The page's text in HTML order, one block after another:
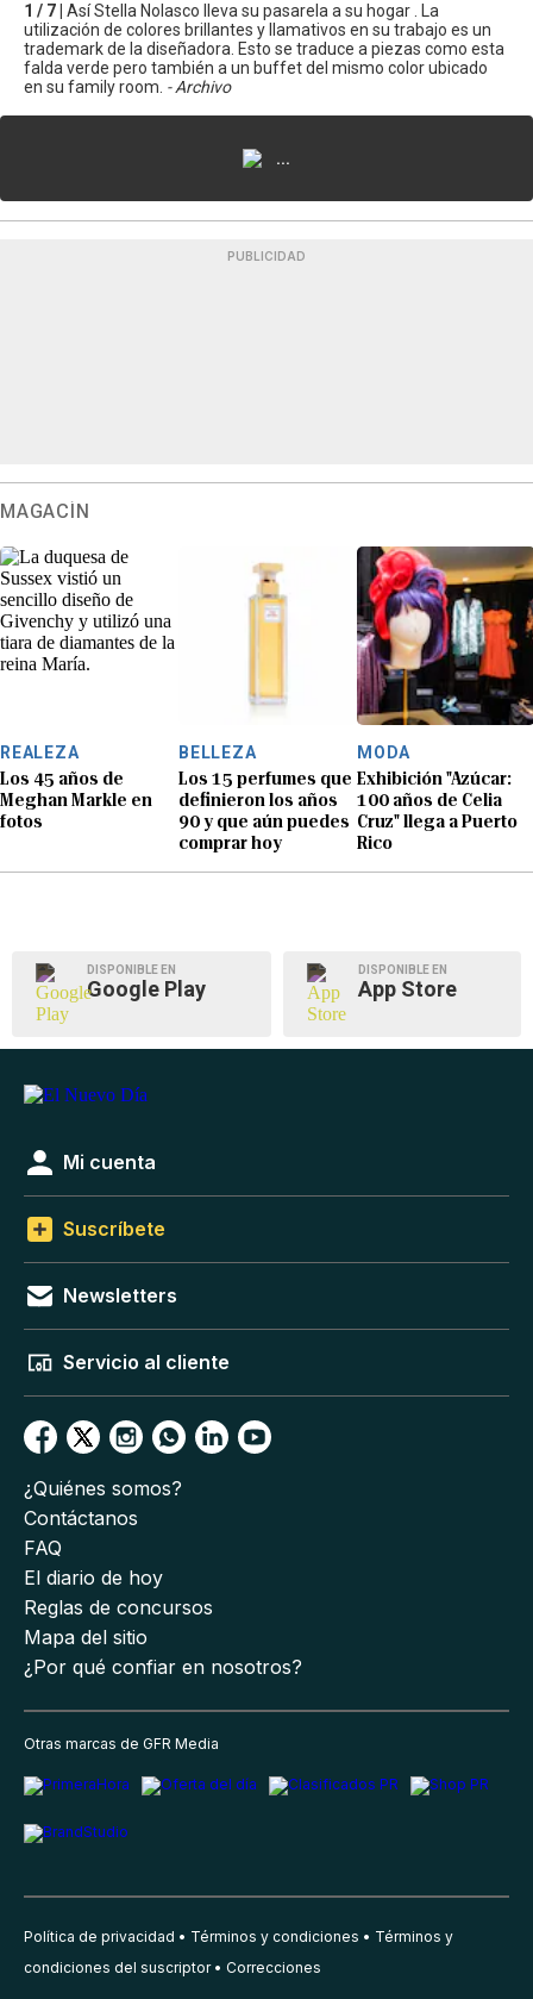
1 / 7 | Así Stella Nolasco lleva su pasarela a su hogar . La
utilización de colores brillantes y llamativos en su trabajo es un
trademark de la diseñadora. Esto se traduce a piezas como esta
falda verde pero también a un buffet del mismo color ubicado
en su family room. - Archivo
...
PUBLICIDAD
MAGACÍN
REALEZA
Los 45 años de
Meghan Markle en
fotos
BELLEZA
Los 15 perfumes que
definieron los años
90 y que aún puedes
comprar hoy
MODA
Exhibición "Azúcar:
100 años de Celia
Cruz" llega a Puerto
Rico
DISPONIBLE EN
Google Play
DISPONIBLE EN
App Store
Mi cuenta
Suscríbete
Newsletters
Servicio al cliente
¿Quiénes somos?
Contáctanos
FAQ
El diario de hoy
Reglas de concursos
Mapa del sitio
¿Por qué confiar en nosotros?
Otras marcas de GFR Media
Política de privacidad Términos y condiciones
Términos y
condiciones del suscriptor
Correcciones